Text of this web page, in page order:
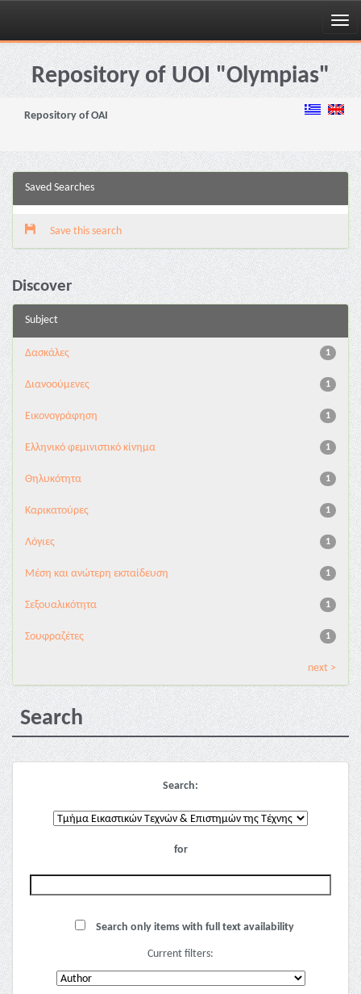
Skip
navigationRepository of UOI "Olympias"
Repository of OAI
Saved Searches
Save this search
Discover
Subject
1
Δασκάλες
1
Διανoούμενες
1
Εικονογράφηση
1
Ελληνικό φεμινιστικό κίνημα
1
Θηλυκότητα
1
Καρικατούρες
1
Λόγιες
1
Μέση και ανώτερη εκπαίδευση
1
Σεξουαλικότητα
1
Σουφραζέτες
next >
Search
Search:
for
Search only items with full text availability
Current filters: